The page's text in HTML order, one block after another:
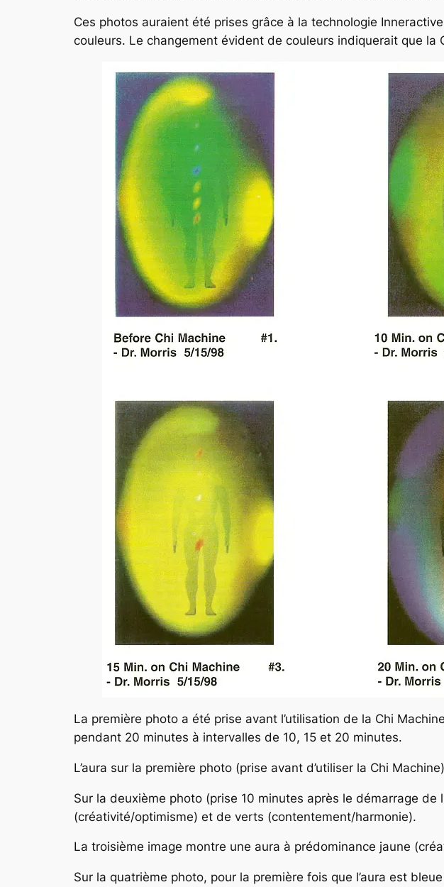
Ces photos auraient été prises grâce à la technologie
couleurs. Le changement évident de couleurs indiquerait que
La première photo a été prise avant l’utilisation de la Chi
pendant 20 minutes à intervalles de 10, 15 et 20 minutes.
L’aura sur la première photo (prise avant d’utiliser la Chi
Sur la deuxième photo (prise 10 minutes après le démarrage
(créativité/optimisme) et de verts (contentement/harmonie).
La troisième image montre une aura à prédominance jaune
Sur la quatrième photo, pour la première fois que l’aura est